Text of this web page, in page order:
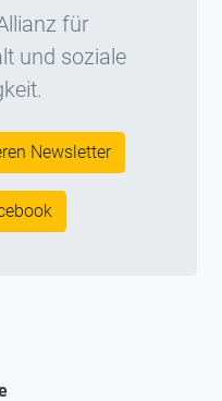
für
und soziale
Newsletter